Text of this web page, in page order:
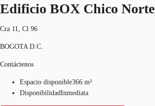
Edificio BOX Chico Norte
Cra 11, Cl 96
BOGOTA D.C.
Contáctenos
Espacio disponible366 m²
DisponibilidadInmediata